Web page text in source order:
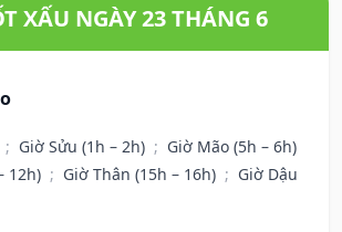
XẤU NGÀY 23 THÁNG 6
; Giờ Sửu (1h – 2h) ; Giờ Mão (5h – 6h)
12h) ; Giờ Thân (15h – 16h) ; Giờ Dậu